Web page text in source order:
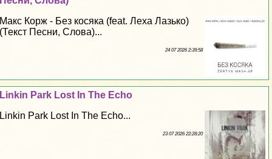
Макс Корж - Без косяка (feat. Леха Лазько)
(Текст Песни, Слова)...
24 07 2026 2:39:58
Linkin Park Lost In The Echo
Linkin Park Lost In The Echo...
23 07 2026 22:28:20